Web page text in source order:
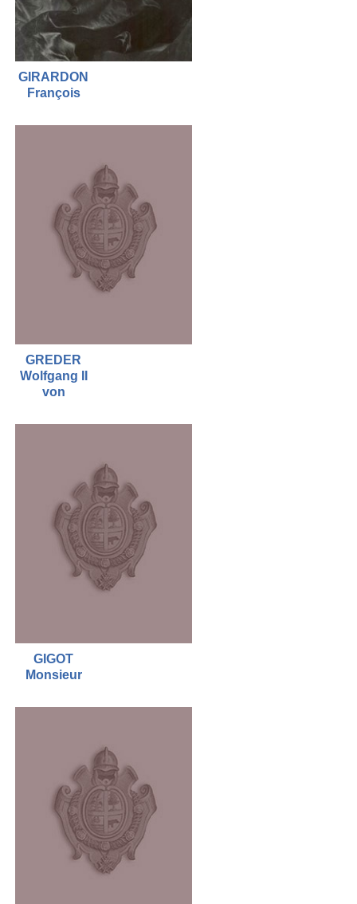
GIRARDON
François
GREDER
Wolfgang II
von
GIGOT
Monsieur